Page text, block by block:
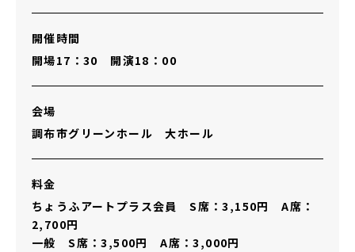
開催時間
開場17：30 開演18：00
会場
調布市グリーンホール 大ホール
料金
ちょうふアートプラス会員 S席：3,150円 A席：
2,700円
一般 S席：3,500円 A席：3,000円